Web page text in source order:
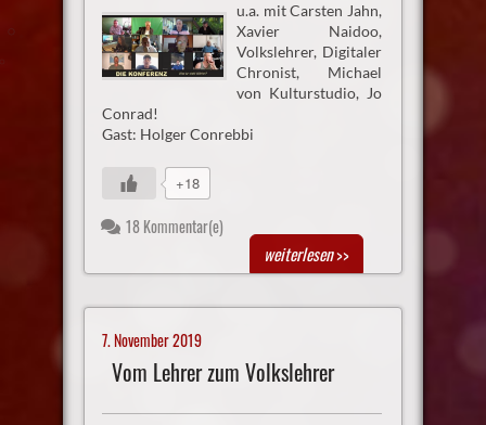
u.a. mit Carsten Jahn,
Xavier Naidoo,
Volkslehrer, Digitaler
Chronist, Michael
von Kulturstudio, Jo
Conrad!
Gast: Holger Conrebbi
+18
18 Kommentar(e)
weiterlesen>>
7. November 2019
Vom Lehrer zum Volkslehrer